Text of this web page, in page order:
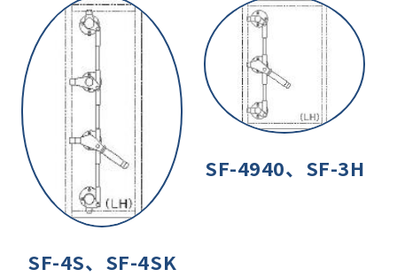
SF-4S、SF-4SK
SF-4940、SF-3H